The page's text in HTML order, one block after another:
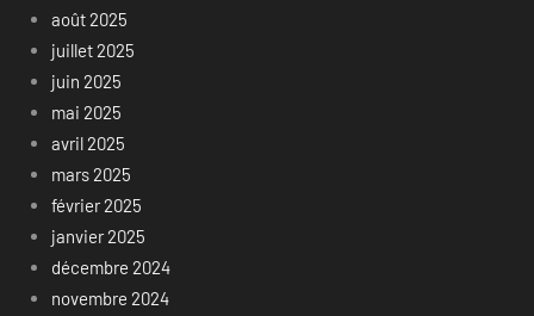
août 2025
juillet 2025
juin 2025
mai 2025
avril 2025
mars 2025
février 2025
janvier 2025
décembre 2024
novembre 2024